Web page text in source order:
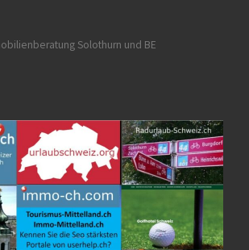
Solothurn und BE